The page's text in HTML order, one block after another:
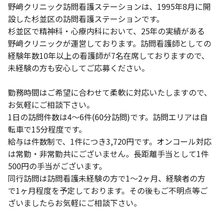
野﨑クリニック訪問看護ステーションは、1995年8月に開
設した杉並区の訪問看護ステーションです。
杉並区で精神科・心療内科において、25年の実績がある
野﨑クリニックが運営しております。訪問看護師としての
経験年数10年以上の看護師が7名在席しておりますので、
未経験の方も安心してご応募ください。
勤務時間はご希望に合わせて柔軟に対応いたしますので、
お気軽にご相談下さい。
1日の訪問件数は4～6件(60分訪問)です。訪問エリアは自
転車で15分程度です。
給与は件数制で、1件につき3,720円です。オンコール対応
は常勤・非常勤共にございません。長距離手当として1件
500円の手当がございます。
同行訪問は訪問看護未経験の方で1～2ヶ月、経験者の方
で1ヶ月程度を予定しております。その後もご不明点等ご
ざいましたらお気軽にご相談下さい。